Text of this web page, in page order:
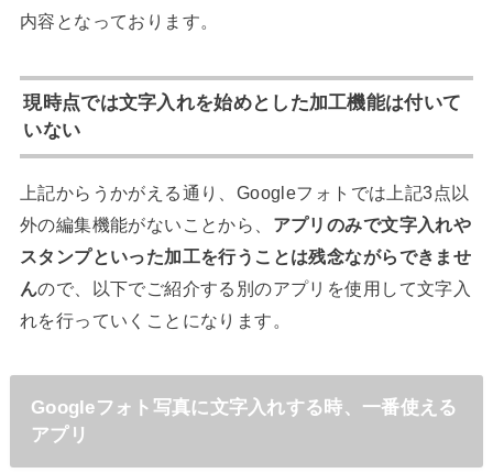
内容となっております。
現時点では文字入れを始めとした加工機能は付いて
いない
上記からうかがえる通り、Googleフォトでは上記3点以
外の編集機能がないことから、 アプリのみで文字入れや
スタンプといった加工を行うことは残念ながらできませ
んので、以下でご紹介する別のアプリを使用して文字入
れを行っていくことになります。
Googleフォト写真に文字入れする時、一番使える
アプリ